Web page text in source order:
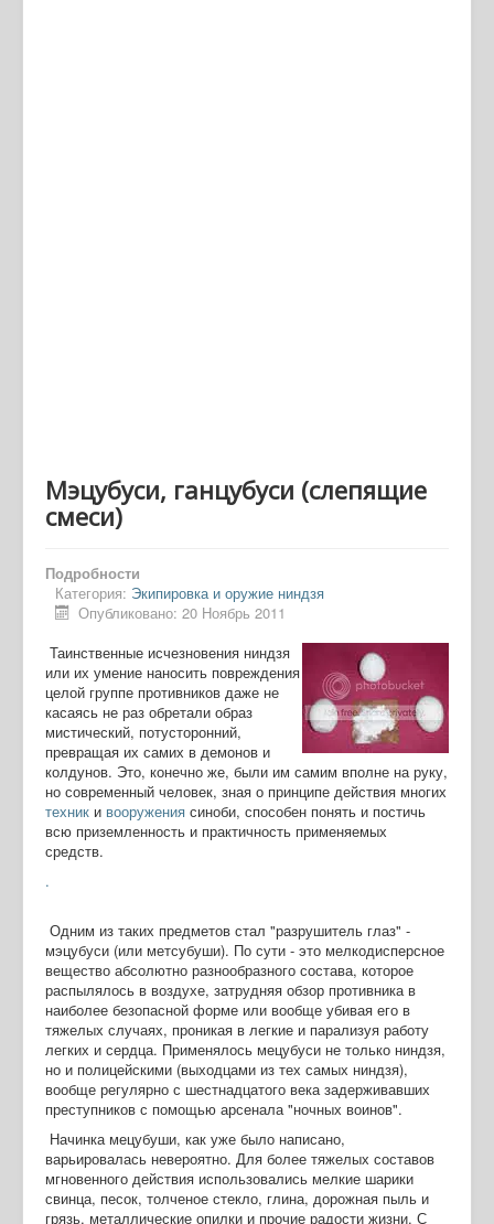
Мэцубуси, ганцубуси (слепящие
смеси)
Подробности
Категория: Экипировка и оружие ниндзя
Опубликовано: 20 Ноябрь 2011
Таинственные исчезновения ниндзя
или их умение наносить повреждения
целой группе противников даже не
касаясь не раз обретали образ
мистический, потусторонний,
превращая их самих в демонов и
колдунов. Это, конечно же, были им самим вполне на руку,
но современный человек, зная о принципе действия многих
техник и вооружения синоби, способен понять и постичь
всю приземленность и практичность применяемых
средств.
.
Одним из таких предметов стал "разрушитель глаз" -
мэцубуси (или метсубуши). По сути - это мелкодисперсное
вещество абсолютно разнообразного состава, которое
распылялось в воздухе, затрудняя обзор противника в
наиболее безопасной форме или вообще убивая его в
тяжелых случаях, проникая в легкие и парализуя работу
легких и сердца. Применялось мецубуси не только ниндзя,
но и полицейскими (выходцами из тех самых ниндзя),
вообще регулярно с шестнадцатого века задерживавших
преступников с помощью арсенала "ночных воинов".
Начинка мецубуши, как уже было написано,
варьировалась невероятно. Для более тяжелых составов
мгновенного действия использовались мелкие шарики
свинца, песок, толченое стекло, глина, дорожная пыль и
грязь, металлические опилки и прочие радости жизни. С